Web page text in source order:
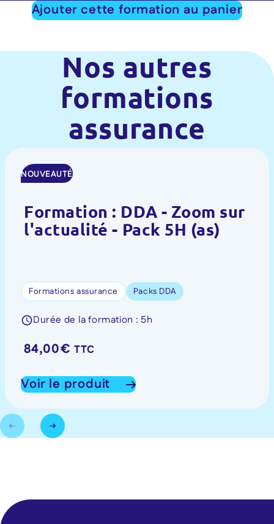
Ajouter cette formation au panier
Nos autres
formations
assurance
NOUVEAUTÉ
Formation : DDA - Zoom sur
l'actualité - Pack 5H (as)
Formations assurance Packs DDA
Durée de la formation : 5h
84,00€ TTC
Voir le produit